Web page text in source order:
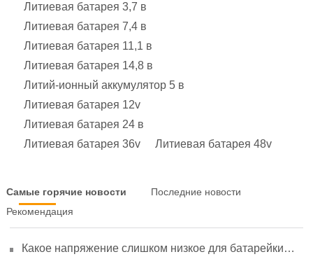
Литиевая батарея 3,7 в
Литиевая батарея 7,4 в
Литиевая батарея 11,1 в
Литиевая батарея 14,8 в
Литий-ионный аккумулятор 5 в
Литиевая батарея 12v
Литиевая батарея 24 в
Литиевая батарея 36v
Литиевая батарея 48v
Самые горячие новости
Последние новости
Рекомендация
Какое напряжение слишком низкое для батарейки